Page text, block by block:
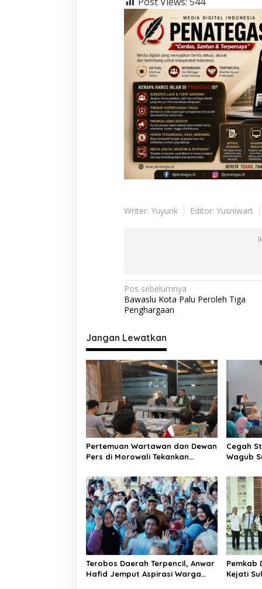
Writer: Yuyunk Editor: Yusniwart
N
a
i
g
a
s
i
p
o
s
Pos sebelumnya
Bawaslu Kota Palu Peroleh Tiga
Penghargaan
Jangan Lewatkan
Pertemuan Wartawan dan Dewan
Pers di Morowali Tekankan
Kompetensi Jurnalis
Cegah
Wagub
Emas
Terobos Daerah Terpencil, Anwar
Hafid Jemput Aspirasi Warga
Pemkab
Kejati